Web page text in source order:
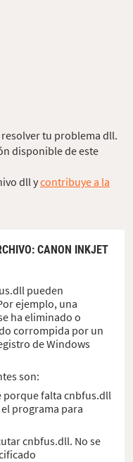
tu problema dll.
disponible de este
dll ycontribuye a la
: CANON INKJET
pueden
ejemplo, una
ha eliminado o
corrompida por un
de Windows
son:
porque falta cnbfus.dll
programa para
cnbfus.dll. No se